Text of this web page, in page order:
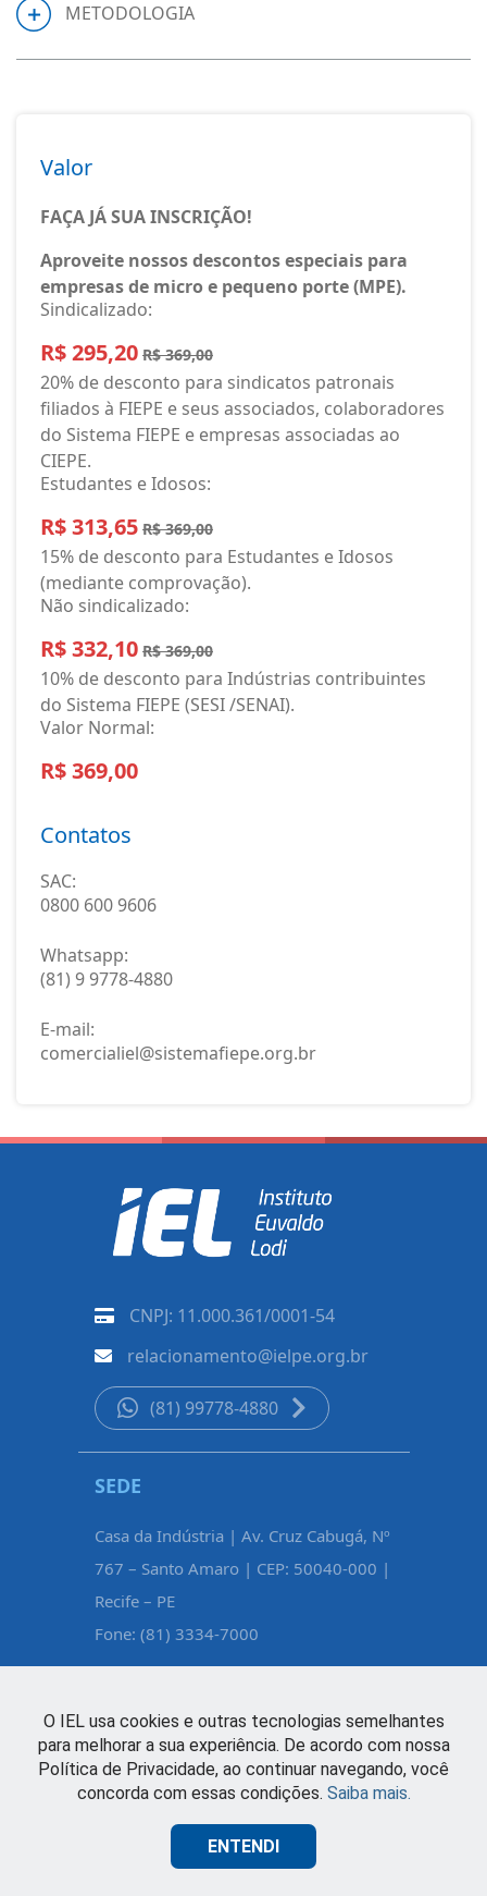
METODOLOGIA
Valor
FAÇA JÁ SUA INSCRIÇÃO!
Aproveite nossos descontos especiais para
empresas de micro e pequeno porte (MPE).
Sindicalizado:
R$ 295,20 R$ 369,00
20% de desconto para sindicatos patronais
filiados à FIEPE e seus associados, colaboradores
do Sistema FIEPE e empresas associadas ao
CIEPE.
Estudantes e Idosos:
R$ 313,65 R$ 369,00
15% de desconto para Estudantes e Idosos
(mediante comprovação).
Não sindicalizado:
R$ 332,10 R$ 369,00
10% de desconto para Indústrias contribuintes
do Sistema FIEPE (SESI /SENAI).
Valor Normal:
R$ 369,00
Contatos
SAC:
0800 600 9606
Whatsapp:
(81) 9 9778-4880
E-mail:
comercialiel@sistemafiepe.org.br
CNPJ: 11.000.361/0001-54
relacionamento@ielpe.org.br
(81) 99778-4880
SEDE
Casa da Indústria | Av. Cruz Cabugá, Nº
767 – Santo Amaro | CEP: 50040-000 |
Recife – PE
Fone: (81) 3334-7000
O IEL usa cookies e outras tecnologias semelhantes
para melhorar a sua experiência. De acordo com nossa
Política de Privacidade, ao continuar navegando, você
concorda com essas condições. Saiba mais.
ENTENDI